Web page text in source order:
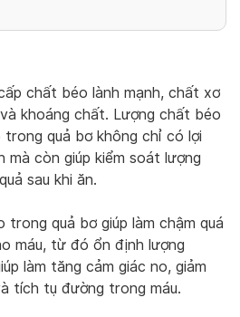
chất béo lành mạnh, chất xơ
khoáng chất. Lượng chất béo
quả bơ không chỉ có lợi
mà còn giúp kiểm soát lượng
sau khi ăn.
trong quả bơ giúp làm chậm quá
máu, từ đó ổn định lượng
làm tăng cảm giác no, giảm
tích tụ đường trong máu.